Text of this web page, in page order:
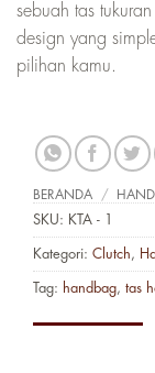
sebuah tas
design yang
pilihan kamu.
BERANDA /
SKU: KTA - 1
Kategori: Clutch
Tag: handbag tas